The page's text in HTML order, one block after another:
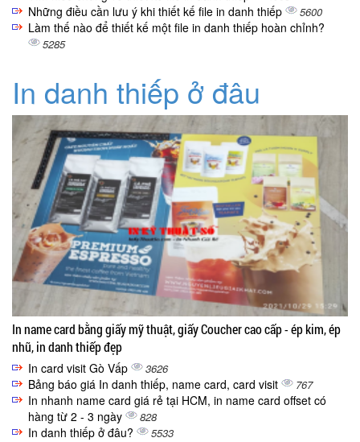
Những điều cần lưu ý khi thiết kế file in danh thiếp 5600
Làm thế nào để thiết kế một file in danh thiếp hoàn chỉnh?
5285
In danh thiếp ở đâu
In name card bằng giấy mỹ thuật, giấy Coucher cao cấp - ép kim, ép
nhũ, in danh thiếp đẹp
In card visit Gò Vấp 3626
Bảng báo giá In danh thiếp, name card, card visit 767
In nhanh name card giá rẻ tại HCM, in name card offset có
hàng từ 2 - 3 ngày
828
In danh thiếp ở đâu? 5533